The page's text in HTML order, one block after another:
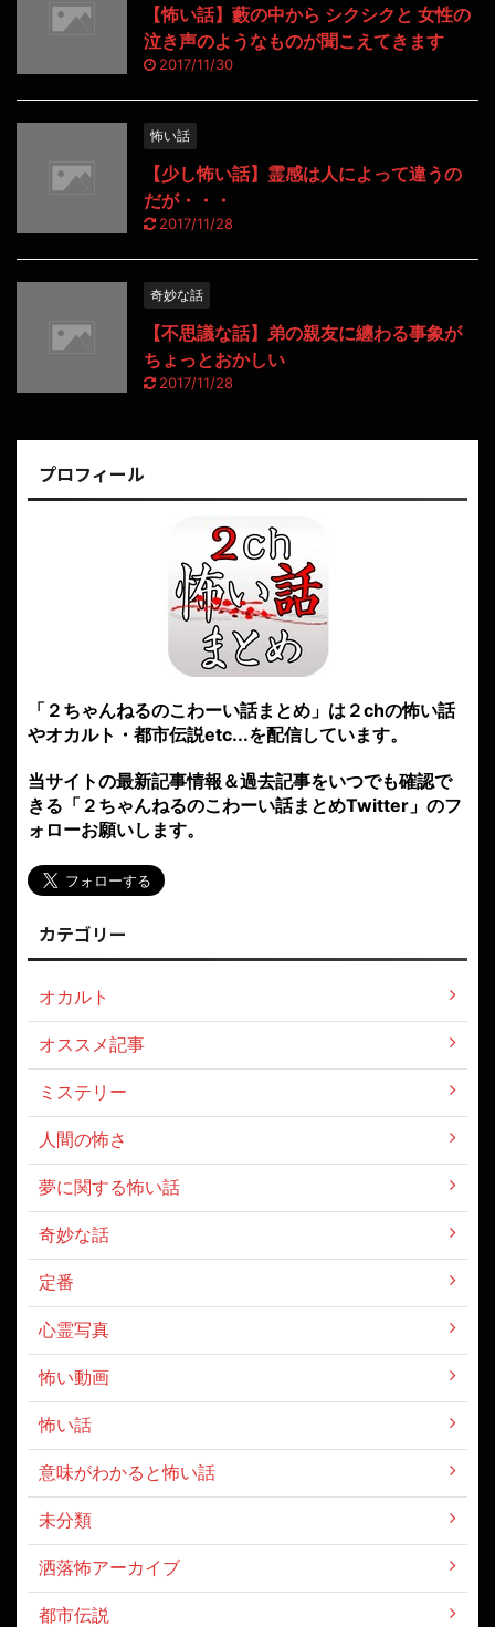
【怖い話】藪の中から シクシクと 女性の
泣き声のようなものが聞こえてきます
2017/11/30
怖い話
【少し怖い話】霊感は人によって違うの
だが・・・
2017/11/28
奇妙な話
【不思議な話】弟の親友に纏わる事象が
ちょっとおかしい
2017/11/28
プロフィール
「２ちゃんねるのこわーい話まとめ」は２chの怖い話
やオカルト・都市伝説etc...を配信しています。
当サイトの最新記事情報＆過去記事をいつでも確認で
きる「２ちゃんねるのこわーい話まとめTwitter」のフ
ォローお願いします。
カテゴリー
オカルト
オススメ記事
ミステリー
人間の怖さ
夢に関する怖い話
奇妙な話
定番
心霊写真
怖い動画
怖い話
意味がわかると怖い話
未分類
洒落怖アーカイブ
都市伝説